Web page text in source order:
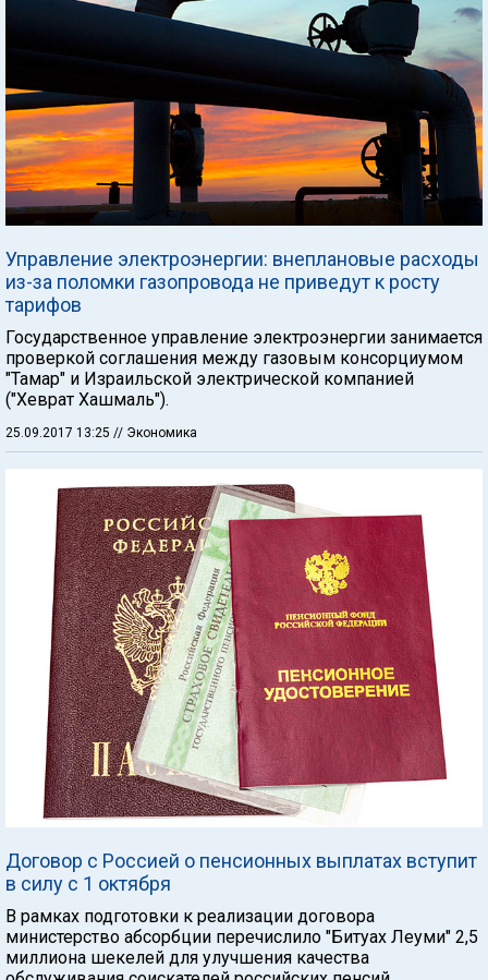
Управление электроэнергии: внеплановые расходы
из-за поломки газопровода не приведут к росту
тарифов
Государственное управление электроэнергии занимается
проверкой соглашения между газовым консорциумом
"Тамар" и Израильской электрической компанией
("Хеврат Хашмаль").
25.09.2017 13:25 // Экономика
Договор с Россией о пенсионных выплатах вступит
в силу с 1 октября
В рамках подготовки к реализации договора
министерство абсорбции перечислило "Битуах Леуми" 2,5
миллиона шекелей для улучшения качества